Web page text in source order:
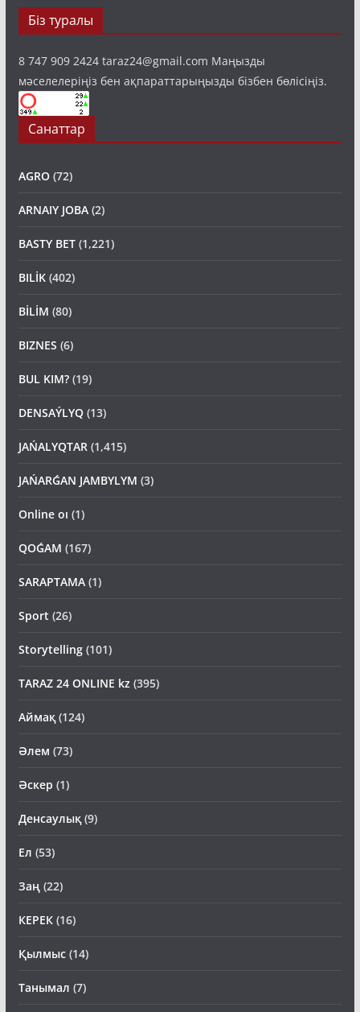
Біз туралы
8 747 909 2424 taraz24@gmail.com Маңызды
мәселелеріңіз бен ақпараттарыңызды бізбен бөлісіңіз.
Санаттар
AGRO(72)
ARNAIY JOBA(2)
BASTY BET(1,221)
BILİK(402)
BİLİM (80)
BIZNES (6)
BUL KIM?(19)
DENSAÝLYQ(13)
JAŃALYQTAR(1,415)
JAŃARǴAN JAMBYLYM (3)
Online oı (1)
QOǴAM (167)
SARAPTAMA(1)
Sport (26)
Storytelling(101)
TARAZ 24 ONLINE kz(395)
Аймақ(124)
Әлем (73)
Әскер (1)
Денсаулық(9)
Ел (53)
Заң(22)
КЕРЕК(16)
Қылмыс(14)
Танымал (7)